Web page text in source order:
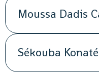
Moussa Dadis
Sékouba